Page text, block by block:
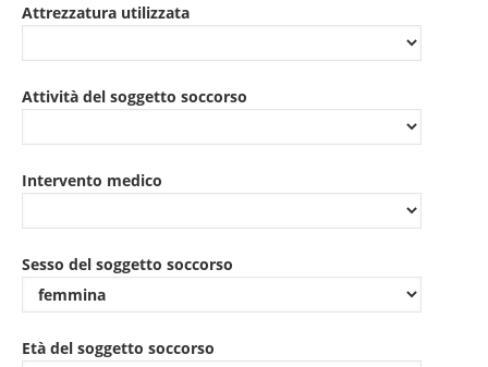
Attrezzatura utilizzata
Attività del soggetto soccorso
Intervento medico
Sesso del soggetto soccorso
Età del soggetto soccorso